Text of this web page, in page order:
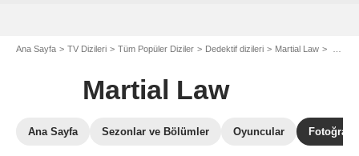
Ana Sayfa TV Dizileri Tüm Popüler Diziler Dedektif dizileri Martial Law
Martial Law
Ana Sayfa Sezonlar ve Bölümler Oyuncular